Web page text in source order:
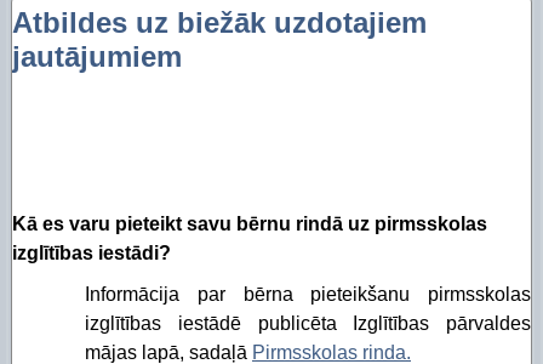
Atbildes uz biežāk uzdotajiem
jautājumiem
Kā es varu pieteikt savu bērnu rindā uz pirmsskolas
izglītības iestādi?
Informācija par bērna pieteikšanu pirmsskolas
izglītības iestādē publicēta Izglītības pārvaldes
mājas lapā, sadaļā Pirmsskolas rinda.